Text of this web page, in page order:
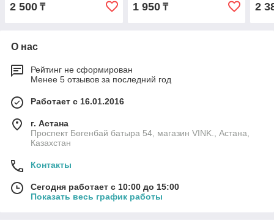
2 500 ₸ 1 950₸ 2
О нас
Рейтинг не сформирован
Менее 5 отзывов за последний год
Работает с 16.01.2016
г. Астана
Проспект Бөгенбай батыра 54, магазин VINK., Астана,
Казахстан
Контакты
Сегодня работает с 10:00 до 15:00
Показать весь график работы